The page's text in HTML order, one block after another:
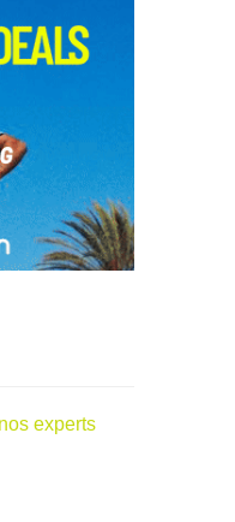
experts